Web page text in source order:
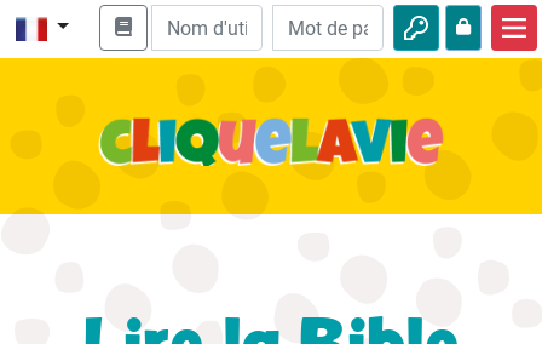
Enseignement biblique
Aventures